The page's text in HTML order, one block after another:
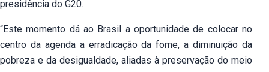
presidência do G20.
“Este momento dá ao Brasil a oportunidade de colocar no
centro da agenda a erradicação da fome, a diminuição da
pobreza e da desigualdade, aliadas à preservação do meio